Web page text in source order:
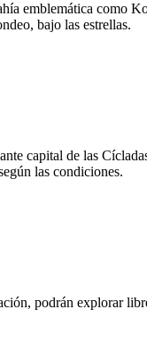
emblemática como
bajo las estrellas.
capital de las
las condiciones.
podrán explorar